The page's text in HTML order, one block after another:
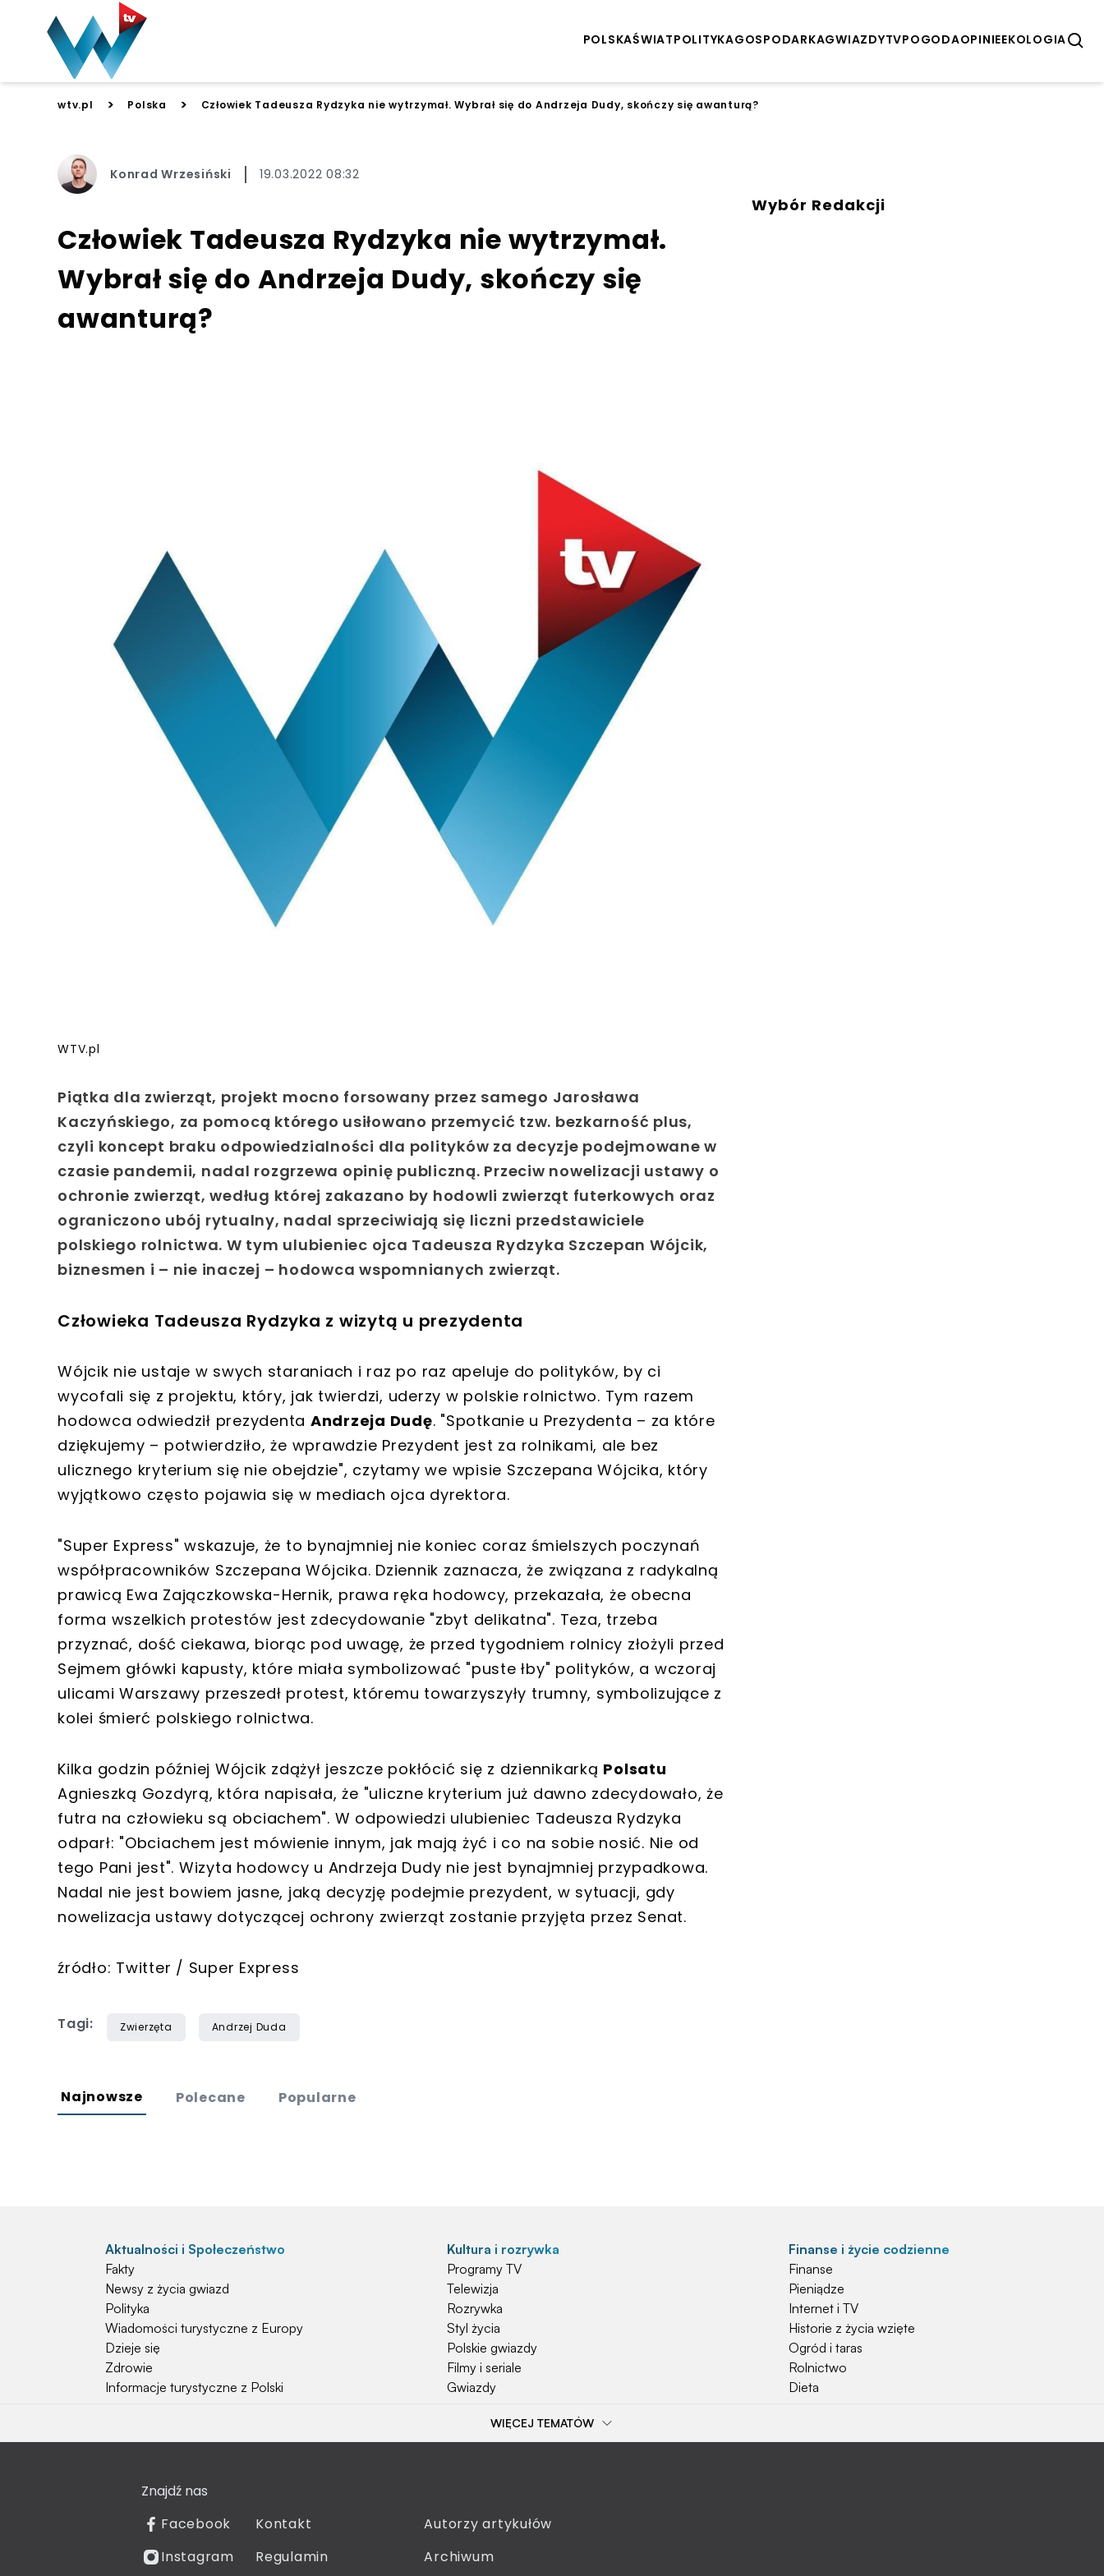
POLSKAŚWIATPOLITYKAGOSPODARKAGWIAZDYTVPOGODAOPINIEEKOLOGIA
wtv.pl > Polska > Człowiek Tadeusza Rydzyka nie wytrzymał. Wybrał się do Andrzeja Dudy, skończy się awanturą?
Konrad Wrzesiński 19.03.2022 08:32
Człowiek Tadeusza Rydzyka nie wytrzymał.
Wybrał się do Andrzeja Dudy, skończy się
awanturą?
WTV.pl
Piątka dla zwierząt, projekt mocno forsowany przez samego Jarosława
Kaczyńskiego, za pomocą którego usiłowano przemycić tzw. bezkarność plus,
czyli koncept braku odpowiedzialności dla polityków za decyzje podejmowane w
czasie pandemii, nadal rozgrzewa opinię publiczną. Przeciw nowelizacji ustawy o
ochronie zwierząt, według której zakazano by hodowli zwierząt futerkowych oraz
ograniczono ubój rytualny, nadal sprzeciwiają się liczni przedstawiciele
polskiego rolnictwa. W tym ulubieniec ojca Tadeusza Rydzyka Szczepan Wójcik,
biznesmen i – nie inaczej – hodowca wspomnianych zwierząt.
Człowieka Tadeusza Rydzyka z wizytą u prezydenta
Wójcik nie ustaje w swych staraniach i raz po raz apeluje do polityków, by ci
wycofali się z projektu, który, jak twierdzi, uderzy w polskie rolnictwo. Tym razem
hodowca odwiedził prezydenta Andrzeja Dudę. "Spotkanie u Prezydenta – za które
dziękujemy – potwierdziło, że wprawdzie Prezydent jest za rolnikami, ale bez
ulicznego kryterium się nie obejdzie", czytamy we wpisie Szczepana Wójcika, który
wyjątkowo często pojawia się w mediach ojca dyrektora.
"Super Express" wskazuje, że to bynajmniej nie koniec coraz śmielszych poczynań
współpracowników Szczepana Wójcika. Dziennik zaznacza, że związana z radykalną
prawicą Ewa Zajączkowska-Hernik, prawa ręka hodowcy, przekazała, że obecna
forma wszelkich protestów jest zdecydowanie "zbyt delikatna". Teza, trzeba
przyznać, dość ciekawa, biorąc pod uwagę, że przed tygodniem rolnicy złożyli przed
Sejmem główki kapusty, które miała symbolizować "puste łby" polityków, a wczoraj
ulicami Warszawy przeszedł protest, któremu towarzyszyły trumny, symbolizujące z
kolei śmierć polskiego rolnictwa.
Kilka godzin później Wójcik zdążył jeszcze pokłócić się z dziennikarką Polsatu
Agnieszką Gozdyrą, która napisała, że "uliczne kryterium już dawno zdecydowało, że
futra na człowieku są obciachem". W odpowiedzi ulubieniec Tadeusza Rydzyka
odparł: "Obciachem jest mówienie innym, jak mają żyć i co na sobie nosić. Nie od
tego Pani jest". Wizyta hodowcy u Andrzeja Dudy nie jest bynajmniej przypadkowa.
Nadal nie jest bowiem jasne, jaką decyzję podejmie prezydent, w sytuacji, gdy
nowelizacja ustawy dotyczącej ochrony zwierząt zostanie przyjęta przez Senat.
źródło: Twitter / Super Express
Tagi: Zwierzęta Andrzej Duda
Wybór Redakcji
Najnowsze Polecane Popularne
Aktualności i Społeczeństwo
Fakty
Newsy z życia gwiazd
Polityka
Wiadomości turystyczne z Europy
Dzieje się
Zdrowie
Informacje turystyczne z Polski
Kultura i rozrywka
Programy TV
Telewizja
Rozrywka
Styl życia
Polskie gwiazdy
Filmy i seriale
Gwiazdy
Finanse i życie codzienne
Finanse
Pieniądze
Internet i TV
Historie z życia wzięte
Ogród i taras
Rolnictwo
Dieta
Natura i Hobby
Rośliny
Technologia
Piłka nożna
Popularne tematy
Emerytura
Dziecko
Najchętniej czytane
WIĘCEJ TEMATÓW
Znajdź nas
Facebook
Instagram
Kontakt
Regulamin
Autorzy artykułów
Archiwum